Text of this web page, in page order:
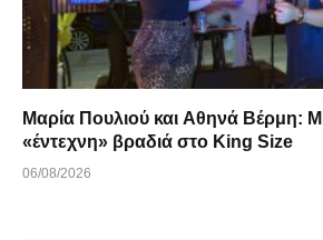
Μαρία Πουλιού και Αθηνά Βέρμη:
«έντεχνη» βραδιά στο King Size
06/08/2026